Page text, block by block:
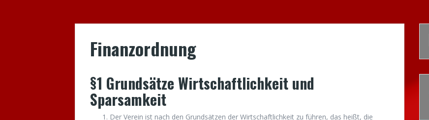
Finanzordnung
§1 Grundsätze Wirtschaftlichkeit und
Sparsamkeit
Der Verein ist nach den Grundsätzen der Wirtschaftlichkeit zu führen, das heißt, die